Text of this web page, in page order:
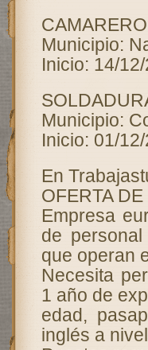
Municipio:
Inicio: 14/
Municipio:
Inicio: 01/
En
OFERTA
Empresa
de
que operan
Necesita
1 año de
edad,
inglés a